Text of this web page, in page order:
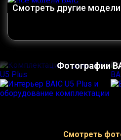
Смотреть другие модели
Фотографии
Смотреть